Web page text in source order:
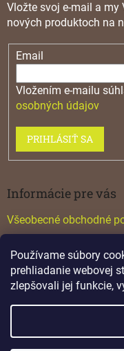
Používame súbory
prehliadanie webovej
zlepšovali jej funkcie,
Vložte svoj e-mail a
nových produktoch na
Email
Vložením e-mailu
osobných údajov
PRIHLÁSIŤ SA
Informácie pre vás
Všeobecné obchodné
Katalógy